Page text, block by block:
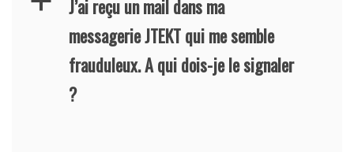
J’ai reçu un mail dans ma
messagerie JTEKT qui me semble
frauduleux. A qui dois-je le signaler
?